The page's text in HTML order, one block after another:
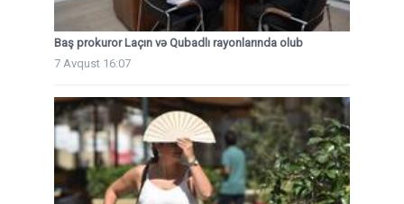
Baş prokuror Laçın və Qubadlı rayonlarında olub
7 Avqust 16:07